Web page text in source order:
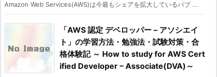
Amazon Web Services(AWS)は今最もシェアを拡大しているパブ ...
「AWS 認定 デベロッパー – アソシエイ
ト」の学習方法・勉強法・試験対策・合
格体験記 ～ How to study for AWS Cert
ified Developer – Associate(DVA)～